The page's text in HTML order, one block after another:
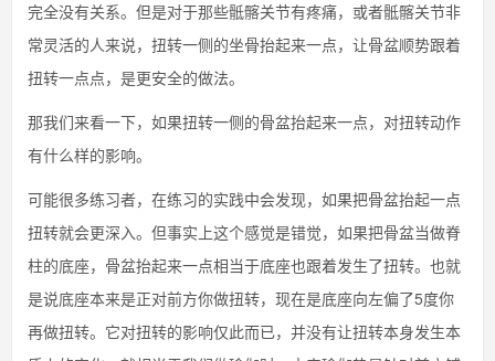
完全没有关系。但是对于那些骶髂关节有疼痛，或者骶髂关节非
常灵活的人来说，扭转一侧的坐骨抬起来一点，让骨盆顺势跟着
扭转一点点，是更安全的做法。
那我们来看一下，如果扭转一侧的骨盆抬起来一点，对扭转动作
有什么样的影响。
可能很多练习者，在练习的实践中会发现，如果把骨盆抬起一点
扭转就会更深入。但事实上这个感觉是错觉，如果把骨盆当做脊
柱的底座，骨盆抬起来一点相当于底座也跟着发生了扭转。也就
是说底座本来是正对前方你做扭转，现在是底座向左偏了5度你
再做扭转。它对扭转的影响仅此而已，并没有让扭转本身发生本